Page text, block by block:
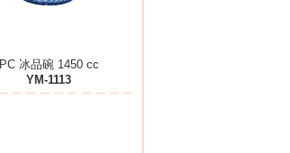
PC 冰品碗 1450 cc
YM-1113